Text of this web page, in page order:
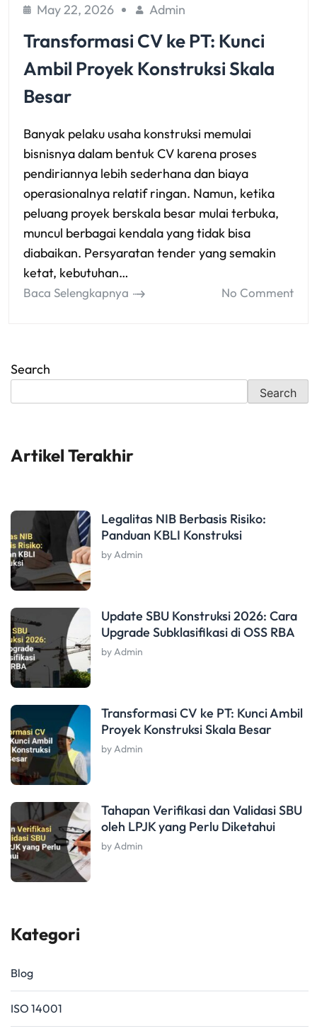
May 22, 2026 Admin
Transformasi CV ke PT: Kunci
Ambil Proyek Konstruksi Skala
Besar
Banyak pelaku usaha konstruksi memulai
bisnisnya dalam bentuk CV karena proses
pendiriannya lebih sederhana dan biaya
operasionalnya relatif ringan. Namun, ketika
peluang proyek berskala besar mulai terbuka,
muncul berbagai kendala yang tidak bisa
diabaikan. Persyaratan tender yang semakin
ketat, kebutuhan…
Baca Selengkapnya No Comment
Search
Search
Artikel Terakhir
Legalitas NIB Berbasis Risiko:
Panduan KBLI Konstruksi
by Admin
Update SBU Konstruksi 2026: Cara
Upgrade Subklasifikasi di OSS RBA
by Admin
Transformasi CV ke PT: Kunci Ambil
Proyek Konstruksi Skala Besar
by Admin
Tahapan Verifikasi dan Validasi SBU
oleh LPJK yang Perlu Diketahui
by Admin
Kategori
Blog
ISO 14001